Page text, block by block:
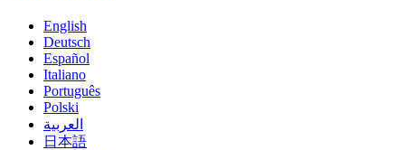
English
Deutsch
Español
Italiano
Português
Polski
العربية
日本語